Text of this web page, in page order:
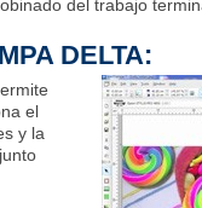
del trabajo
DELTA:
el
y la